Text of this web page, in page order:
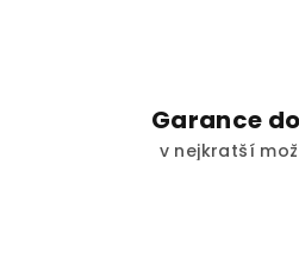
Garance
v nejkratší